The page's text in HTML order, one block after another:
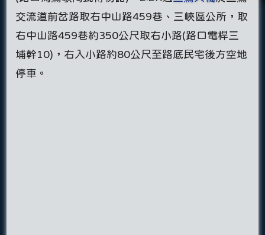
交流道前岔路取右中山路459巷、三峽區公所，取
右中山路459巷約350公尺取右小路(路口電桿三
埔幹10)，右入小路約80公尺至路底民宅後方空地
停車。